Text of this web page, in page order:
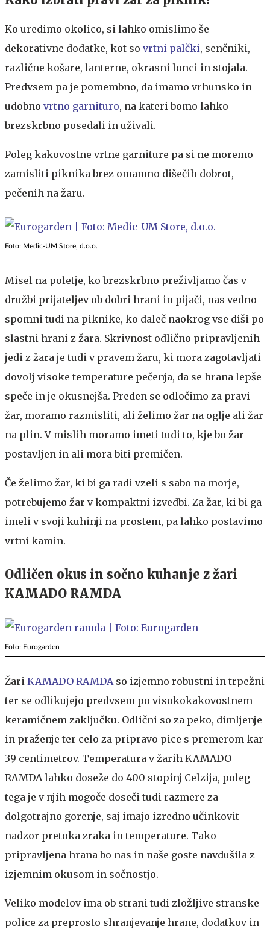
Ko uredimo okolico, si lahko omislimo še
dekorativne dodatke, kot so vrtni palčki, senčniki,
različne košare, lanterne, okrasni lonci in stojala.
Predvsem pa je pomembno, da imamo vrhunsko in
udobno vrtno garnituro, na kateri bomo lahko
brezskrbno posedali in uživali.
Poleg kakovostne vrtne garniture pa si ne moremo
zamisliti piknika brez omamno dišečih dobrot,
pečenih na žaru.
Foto: Medic-UM Store, d.o.o.
Misel na poletje, ko brezskrbno preživljamo čas v
družbi prijateljev ob dobri hrani in pijači, nas vedno
spomni tudi na piknike, ko daleč naokrog vse diši po
slastni hrani z žara. Skrivnost odlično pripravljenih
jedi z žara je tudi v pravem žaru, ki mora zagotavljati
dovolj visoke temperature pečenja, da se hrana lepše
speče in je okusnejša. Preden se odločimo za pravi
žar, moramo razmisliti, ali želimo žar na oglje ali žar
na plin. V mislih moramo imeti tudi to, kje bo žar
postavljen in ali mora biti premičen.
Če želimo žar, ki bi ga radi vzeli s sabo na morje,
potrebujemo žar v kompaktni izvedbi. Za žar, ki bi ga
imeli v svoji kuhinji na prostem, pa lahko postavimo
vrtni kamin.
Odličen okus in sočno kuhanje z žari
KAMADO RAMDA
Foto: Eurogarden
Žari KAMADO RAMDAso izjemno robustni in trpežni
ter se odlikujejo predvsem po visokokakovostnem
keramičnem zaključku. Odlični so za peko, dimljenje
in praženje ter celo za pripravo pice s premerom kar
39 centimetrov. Temperatura v žarih KAMADO
RAMDA lahko doseže do 400 stopinj Celzija, poleg
tega je v njih mogoče doseči tudi razmere za
dolgotrajno gorenje, saj imajo izredno učinkovit
nadzor pretoka zraka in temperature. Tako
pripravljena hrana bo nas in naše goste navdušila z
izjemnim okusom in sočnostjo.
Veliko modelov ima ob strani tudi zložljive stranske
police za preprosto shranjevanje hrane, dodatkov in